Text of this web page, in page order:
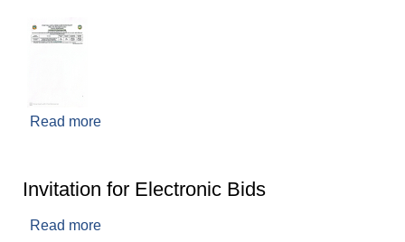
Read more
Invitation for Electronic Bids
Read more